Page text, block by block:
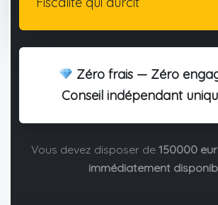
Zéro frais — Zéro
Conseil indépendant
Vous devez disposer de 150000
immédiatement